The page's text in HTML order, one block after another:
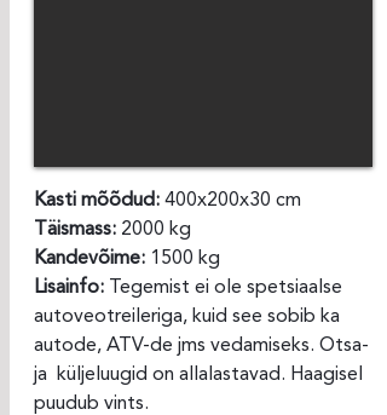
Kasti mõõdud: 400x200x30 cm
Täismass: 2000 kg
Kandevõime: 1500 kg
Lisainfo: Tegemist ei ole spetsiaalse
autoveotreileriga, kuid see sobib ka
autode, ATV-de jms vedamiseks. Otsa-
ja küljeluugid on allalastavad. Haagisel
puudub vints.